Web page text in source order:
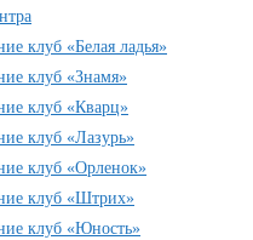
клуб «Белая ладья»
клуб «Знамя»
клуб «Кварц»
клуб «Лазурь»
клуб «Орленок»
клуб «Штрих»
клуб «Юность»